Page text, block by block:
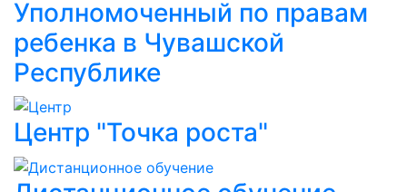
Уполномоченный по правам
ребенка в Чувашской
Республике
Центр "Точка роста"